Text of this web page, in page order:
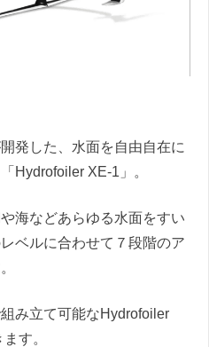
発した、水面を自由自在に
Hydrofoiler XE-1」。
海などあらゆる水面をすい
ベルに合わせて７段階のア
み立て可能なHydrofoiler
す。